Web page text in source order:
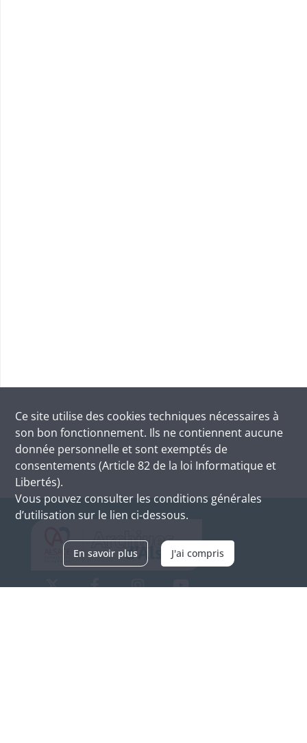
Ce site utilise des cookies techniques nécessaires à
son bon fonctionnement. Ils ne contiennent aucune
donnée personnelle et sont exemptés de
consentements (Article 82 de la loi Informatique et
Libertés).
Vous pouvez consulter les conditions générales
d’utilisation sur le lien ci-dessous.
En savoir plus J'ai compris